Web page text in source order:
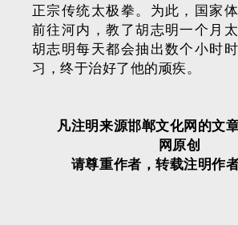
正宗传统太极拳。为此，国家
前往河内，教了胡志明一个月
胡志明每天都会抽出数个小时
习，终于治好了他的顽疾。
凡注明来源邯郸文化网的文
网原创
请尊重作者，转载注明作